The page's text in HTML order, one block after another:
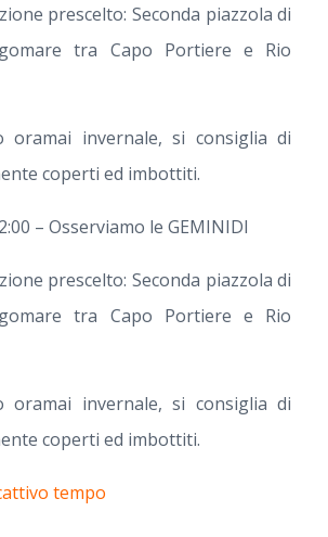
prescelto: Seconda piazzola di
tra Capo Portiere e Rio
oramai invernale, si consiglia di
coperti ed imbottiti.
– Osserviamo le GEMINIDI
prescelto: Seconda piazzola di
tra Capo Portiere e Rio
oramai invernale, si consiglia di
coperti ed imbottiti.
tempo